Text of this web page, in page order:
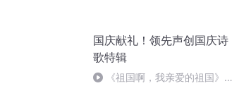
国庆献礼！领先声创国庆诗
歌特辑
《祖国啊，我亲爱的祖国》温